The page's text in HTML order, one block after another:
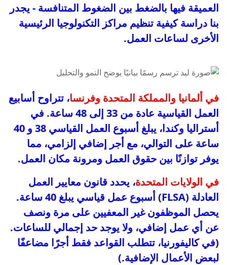
العميقة فيها بالضغط بين الضغوط المتنافسة - يجدر
بنا دراسة كيفية تنظيم مراكز التكنولوجيا الرئيسية
الأخرى لساعات العمل.
في ألمانيا والمملكة المتحدة وفرنسا، تتراوح أسابيع
العمل القياسية عادة من 33 إلى 48 ساعة. في
أستراليا وكندا، يبلغ أسبوع العمل القياسي 38 و 40
ساعة على التوالي، مع أجر إضافي إلزامي، مما
يوفر توازنًا بين حقوق العمل ومرونة مكان العمل.
في الولايات المتحدة، يحدد قانون معايير العمل
العادلة (FLSA) أسبوع عمل قياسي يبلغ 40 ساعة.
يحصل الموظفون غير المعفيين على مرة ونصف
عن أي عمل إضافي، ولا يوجد حد إجمالي للساعات.
(في كاليفورنيا، تتطلب القواعد فقط أجرًا مضاعفًا
لبعض الأعمال الإضافية.)